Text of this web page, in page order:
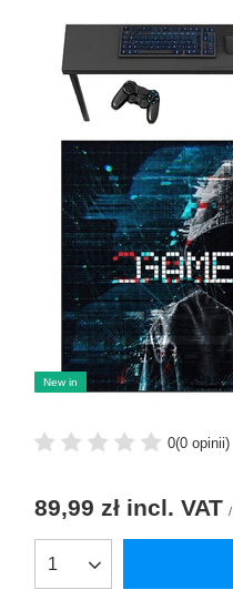
New in
0(0 opinii)
89,99 zł incl. VAT /